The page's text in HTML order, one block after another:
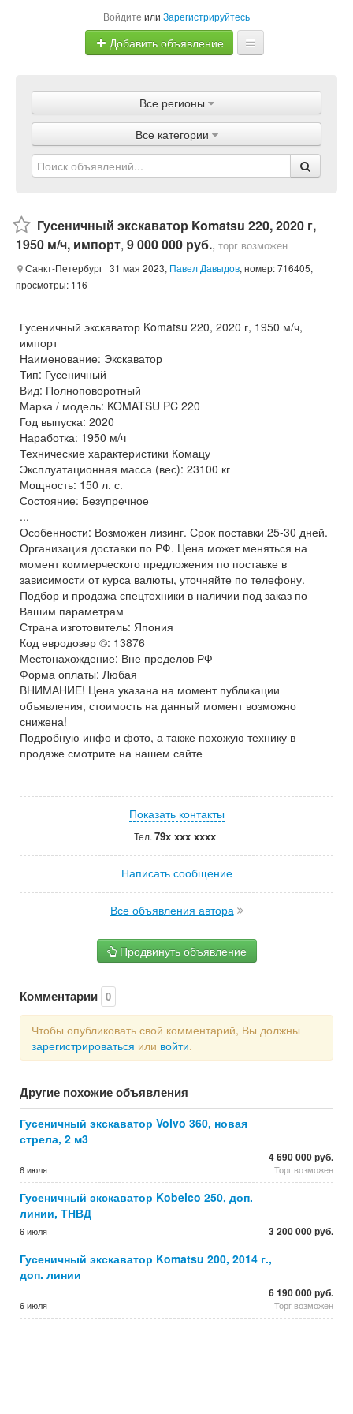
Войдите или Зарегистрируйтесь
Добавить объявление
Объявления
Магазины
Услуги
Все регионы
Все категории
Гусеничный экскаватор Komatsu 220, 2020 г,
1950 м/ч, импорт, 9 000 000 руб., торг возможен
Санкт-Петербург | 31 мая 2023, Павел Давыдов, номер: 716405,
просмотры: 116
Гусеничный экскаватор Komatsu 220, 2020 г, 1950 м/ч,
импорт
Наименование: Экскаватор
Тип: Гусеничный
Вид: Полноповоротный
Марка / модель: KOMATSU PC 220
Год выпуска: 2020
Наработка: 1950 м/ч
Технические характеристики Комацу
Эксплуатационная масса (вес): 23100 кг
Мощность: 150 л. с.
Состояние: Безупречное
...
Особенности: Возможен лизинг. Срок поставки 25-30 дней.
Организация доставки по РФ. Цена может меняться на
момент коммерческого предложения по поставке в
зависимости от курса валюты, уточняйте по телефону.
Подбор и продажа спецтехники в наличии под заказ по
Вашим параметрам
Страна изготовитель: Япония
Код евродозер ©: 13876
Местонахождение: Вне пределов РФ
Форма оплаты: Любая
ВНИМАНИЕ! Цена указана на момент публикации
объявления, стоимость на данный момент возможно
снижена!
Подробную инфо и фото, а также похожую технику в
продаже смотрите на нашем сайте
Показать контакты
Тел. 79x xxx xxxx
Написать сообщение
Все объявления автора
Продвинуть объявление
Комментарии 0
Чтобы опубликовать свой комментарий, Вы должны
зарегистрироваться или войти.
Другие похожие объявления
Гусеничный экскаватор Volvo 360, новая
стрела, 2 м3
6 июля
4 690 000 руб.
Торг возможен
Гусеничный экскаватор Kobelco 250, доп.
линии, ТНВД
6 июля 3 200 000 руб.
Гусеничный экскаватор Komatsu 200, 2014 г.,
доп. линии
6 июля
6 190 000 руб.
Торг возможен